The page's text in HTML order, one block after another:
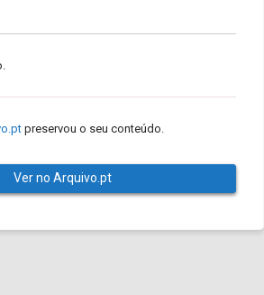
preservou o seu conteúdo.
Ver no Arquivo.pt